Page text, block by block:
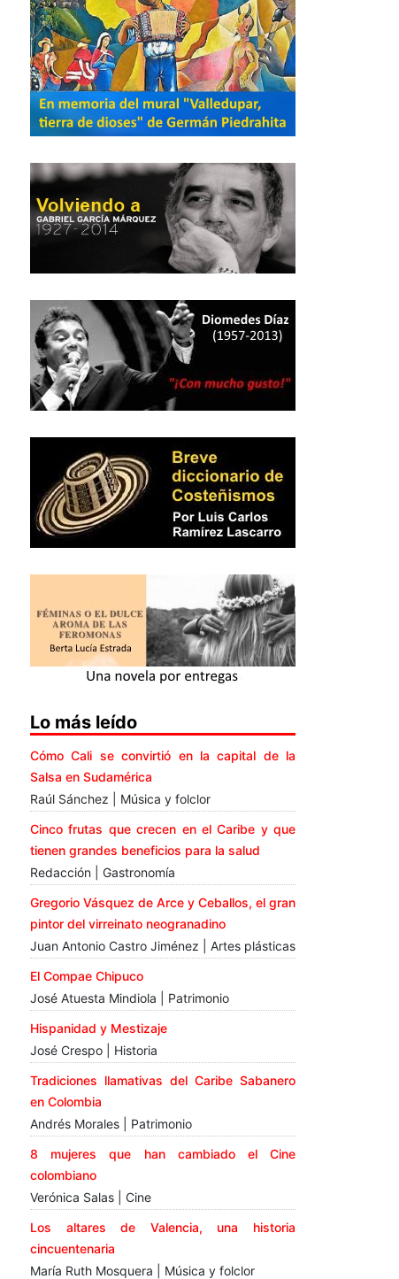
Lo más leído
Cómo Cali se convirtió en la capital de la
Salsa en Sudamérica
Raúl Sánchez | Música y folclor
Cinco frutas que crecen en el Caribe y que
tienen grandes beneficios para la salud
Redacción | Gastronomía
Gregorio Vásquez de Arce y Ceballos, el gran
pintor del virreinato neogranadino
Juan Antonio Castro Jiménez | Artes plásticas
El Compae Chipuco
José Atuesta Mindiola | Patrimonio
Hispanidad y Mestizaje
José Crespo | Historia
Tradiciones llamativas del Caribe Sabanero
en Colombia
Andrés Morales | Patrimonio
8 mujeres que han cambiado el Cine
colombiano
Verónica Salas | Cine
Los altares de Valencia, una historia
cincuentenaria
María Ruth Mosquera | Música y folclor